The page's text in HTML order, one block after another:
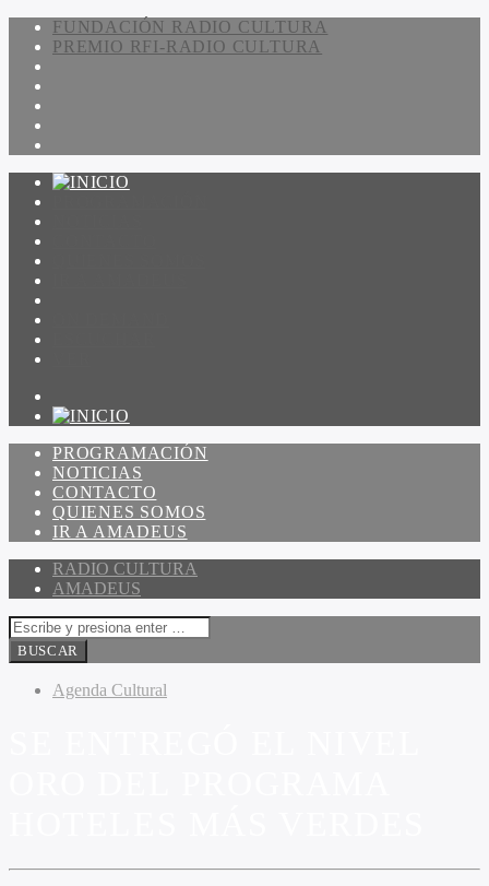
FUNDACIÓN RADIO CULTURA
PREMIO RFI-RADIO CULTURA
PROGRAMACIÓN
NOTICIAS
CONTACTO
QUIENES SOMOS
IR A AMADEUS
RADIO CULTURA
AMADEUS
Agenda Cultural